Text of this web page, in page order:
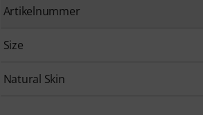
Artikelnummer
Size
Natural Skin